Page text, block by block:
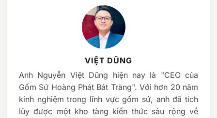
VIỆT DŨNG
Anh Nguyễn Việt Dũng hiện nay là "CEO của
Gốm Sứ Hoàng Phát Bát Tràng". Với hơn 20 năm
kinh nghiệm trong lĩnh vực gốm sứ, anh đã tích
lũy được một kho tàng kiến thức sâu rộng về